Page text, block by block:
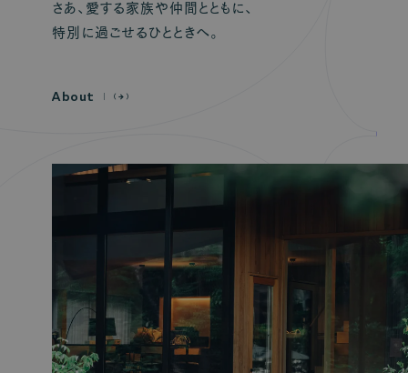
さあ、愛する家族や仲間とともに、
特別に過ごせるひとときへ。
About